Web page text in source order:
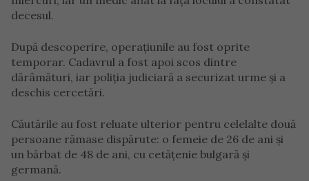
decesul.
După descoperire, operațiunile au fost oprite
temporar. Cadavrul a fost apoi scos dintre
dărâmături, iar poliția judiciară a securizat urme și a
deschis cercetări.
Căutările au fost reluate ulterior pentru celelalte două
persoane rămase dispărute: o femeie de 26 de ani și
un bărbat de 48 de ani, cu cetățenie bulgară și
germană.